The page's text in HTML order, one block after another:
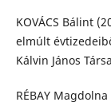
KOVÁCS Bálint
elmúlt
Kálvin János
RÉBAY